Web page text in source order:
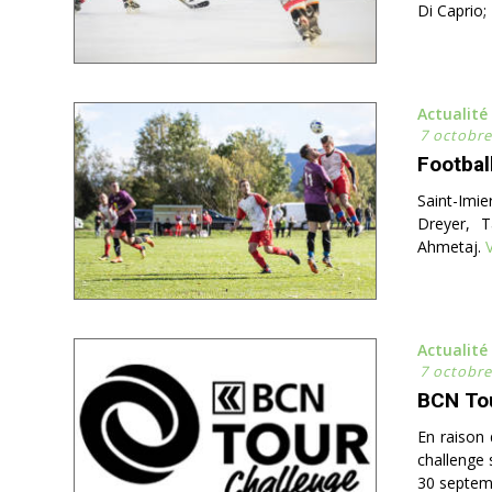
Di Caprio;
Actualité
7
Saint-
Dreyer,
Ahmetaj.
Actualité
7
BCN
En
challenge
30